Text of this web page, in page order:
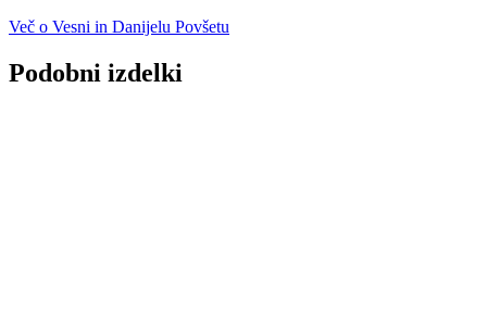
Več o Vesni in Danijelu Povšetu
Podobni izdelki